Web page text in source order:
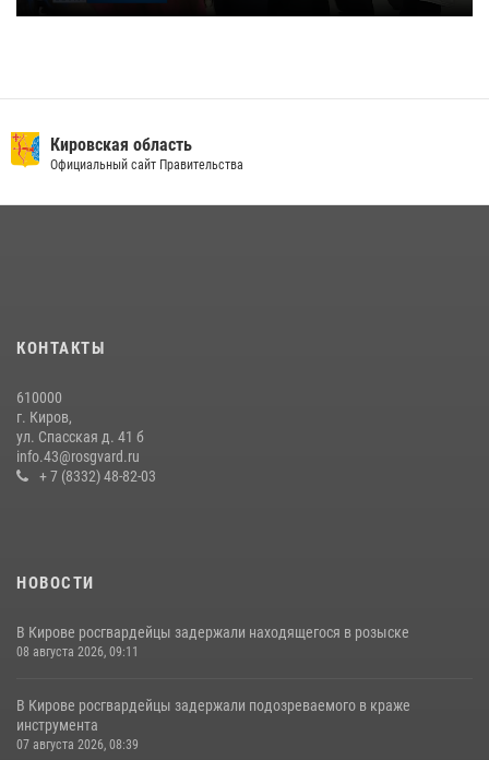
Кировская область
Официальный сайт Правительства
КОНТАКТЫ
610000
г. Киров,
ул. Спасская д. 41 б
info.43@rosgvard.ru
+ 7 (8332) 48-82-03
НОВОСТИ
В Кирове росгвардейцы задержали находящегося в розыске
08 августа 2026, 09:11
В Кирове росгвардейцы задержали подозреваемого в краже
инструмента
07 августа 2026, 08:39